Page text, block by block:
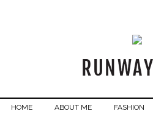
HOME ABOUT ME FASHION